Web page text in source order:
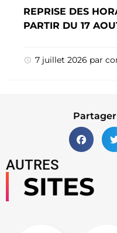
REPRISE DES
PARTIR DU 17
7 juillet 2026 par
AUTRES
SITES